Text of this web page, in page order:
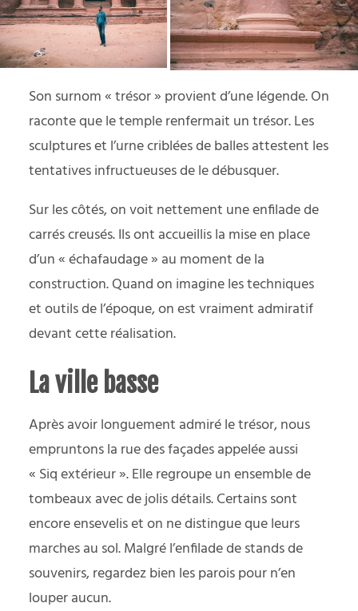
Son surnom « trésor » provient d’une légende. On
raconte que le temple renfermait un trésor. Les
sculptures et l’urne criblées de balles attestent les
tentatives infructueuses de le débusquer.
Sur les côtés, on voit nettement une enfilade de
carrés creusés. Ils ont accueillis la mise en place
d’un « échafaudage » au moment de la
construction. Quand on imagine les techniques
et outils de l’époque, on est vraiment admiratif
devant cette réalisation.
La ville basse
Après avoir longuement admiré le trésor, nous
empruntons la rue des façades appelée aussi
« Siq extérieur ». Elle regroupe un ensemble de
tombeaux avec de jolis détails. Certains sont
encore ensevelis et on ne distingue que leurs
marches au sol. Malgré l’enfilade de stands de
souvenirs, regardez bien les parois pour n’en
louper aucun.